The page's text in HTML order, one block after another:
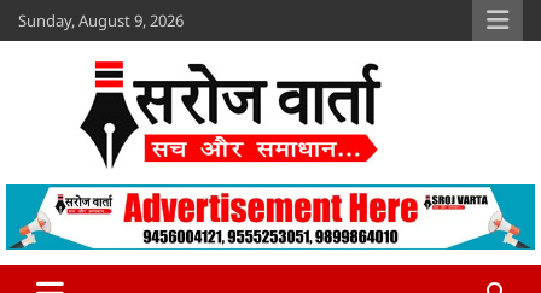
Skip
to
Sunday, August 9, 2026
Sroj Varta
www.srojvarta.in